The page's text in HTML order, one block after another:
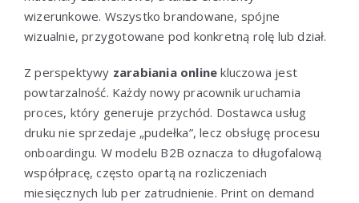
wizerunkowe. Wszystko brandowane, spójne
wizualnie, przygotowane pod konkretną rolę lub dział.
Z perspektywy zarabiania online kluczowa jest
powtarzalność. Każdy nowy pracownik uruchamia
proces, który generuje przychód. Dostawca usług
druku nie sprzedaje „pudełka”, lecz obsługę procesu
onboardingu. W modelu B2B oznacza to długofalową
współpracę, często opartą na rozliczeniach
miesięcznych lub per zatrudnienie. Print on demand